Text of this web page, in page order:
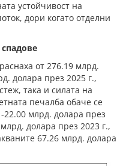
устойчивост на
дори когато отделни
от 276.19 млрд.
долара през 2025 г.,
така и силата на
печалба обаче се
22.00 млрд. долара през
долара през 2023 г.,
67.26 млрд. долара